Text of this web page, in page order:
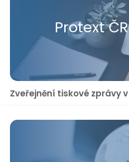
Protext ČR
Zveřejnění tiskové zprávy